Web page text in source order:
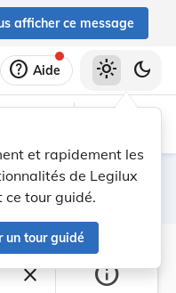
afficher ce message
help Aide
et rapidement les
de Legilux
ce tour guidé.
un tour guidé
light_mode dark_mode
closeFermer la barre
info